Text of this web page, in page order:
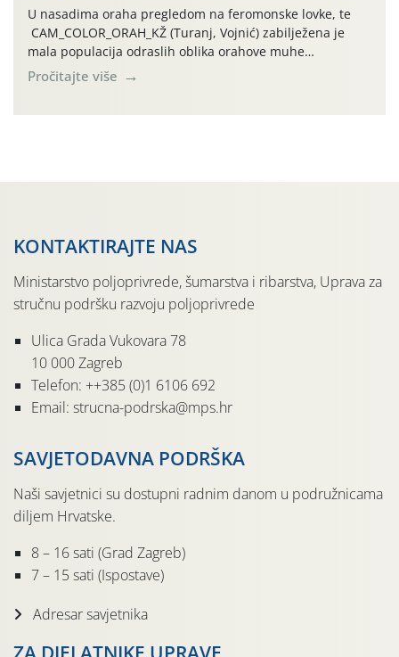
U nasadima oraha pregledom na feromonske lovke, te
CAM_COLOR_ORAH_KŽ (Turanj, Vojnić) zabilježena je
mala populacija odraslih oblika orahove muhe
(Rhagoletis completa). Niska brojnost može se objasniti
činjenicom da je riječ o mladim nasadima s vrlo malim
Pročitajte više
KONTAKTIRAJTE NAS
Ministarstvo poljoprivrede, šumarstva i ribarstva, Uprava za
stručnu podršku razvoju poljoprivrede
Ulica Grada Vukovara 78
10 000 Zagreb
Telefon: ++385 (0)1 6106 692
Email: strucna-podrska@mps.hr
SAVJETODAVNA PODRŠKA
Naši savjetnici su dostupni radnim danom u podružnicama
diljem Hrvatske.
8 – 16 sati (Grad Zagreb)
7 – 15 sati (Ispostave)
Adresar savjetnika